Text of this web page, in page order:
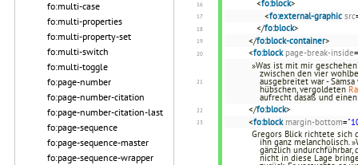
fo:multi-case
fo:multi-properties
fo:multi-property-set
fo:multi-switch
fo:multi-toggle
fo:page-number
fo:page-number-citation
fo:page-number-citation-last
fo:page-sequence
fo:page-sequence-master
fo:page-sequence-wrapper
<fo:block>
<fo:external-graphic src
</fo:block>
</fo:block-container>
<fo:block page-break-inside=
»Was ist mit mir
zwischen den vier
ausgebreitet war -
hübschen, vergoldeten
aufrecht dasaß und
</fo:block>
<fo:block margin-bottom=
Gregors Blick richtete sich
ihn ganz melancholisch.
gänzlich undurchführbar,
nicht in diese Lage